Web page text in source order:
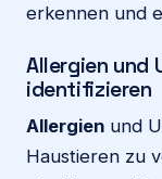
erkennen und
Allergien und
identifizieren
Allergien und
Haustieren zu